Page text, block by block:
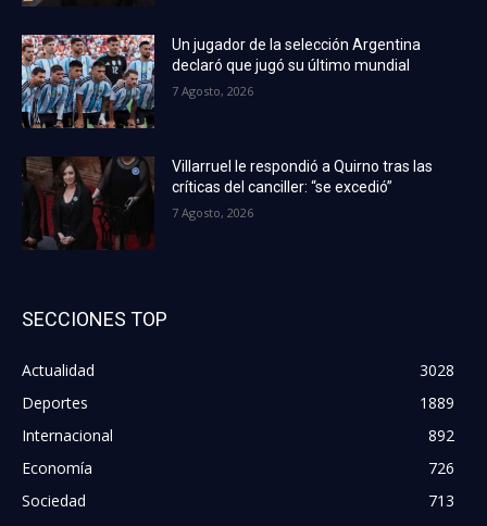
Un jugador de la selección Argentina
declaró que jugó su último mundial
7 Agosto, 2026
Villarruel le respondió a Quirno tras las
críticas del canciller: “se excedió”
7 Agosto, 2026
SECCIONES TOP
Actualidad
3028
Deportes
1889
Internacional
892
Economía
726
Sociedad
713